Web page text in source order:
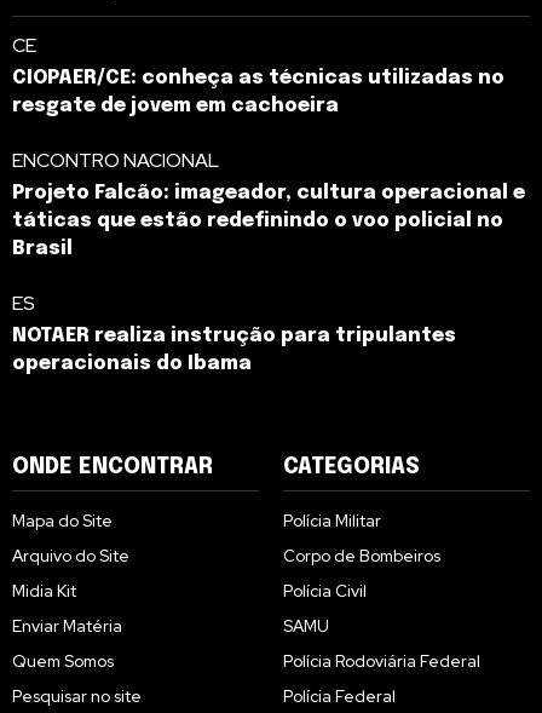
CE
CIOPAER/CE: conheça as técnicas utilizadas no
resgate de jovem em cachoeira
ENCONTRO NACIONAL
Projeto Falcão: imageador, cultura operacional e
táticas que estão redefinindo o voo policial no
Brasil
ES
NOTAER realiza instrução para tripulantes
operacionais do Ibama
ONDE ENCONTRAR
Mapa do Site
Arquivo do Site
Midia Kit
Enviar Matéria
Quem Somos
Pesquisar no site
CATEGORIAS
Polícia Militar
Corpo de Bombeiros
Polícia Civil
SAMU
Polícia Rodoviária Federal
Polícia Federal